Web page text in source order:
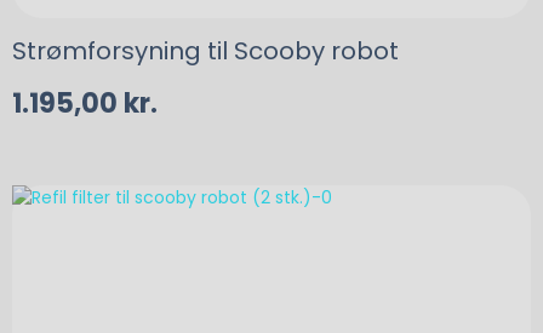
Strømforsyning til Scooby robot
1.195,00 kr.